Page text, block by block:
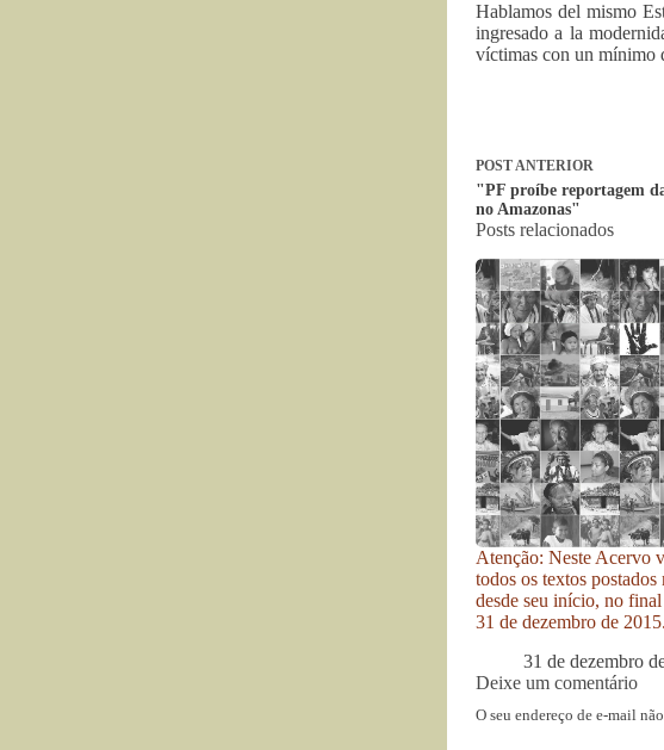
Hablamos del mismo
ingresado a la
víctimas con un mínimo
POSTANTERIOR
"PF proíbe reportagem
no Amazonas"
Posts relacionados
Atenção: Neste Acervo
todos os textos postados
desde seu início, no
31 de dezembro de 2015.
31 de dezembro
Deixe um comentário
O seu endereço de e-mail